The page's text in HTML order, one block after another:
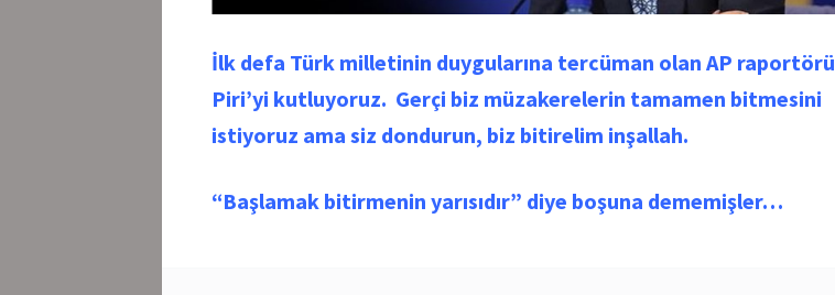
İlk defa Türk milletinin duygularına tercüman olan AP raportörü
Piri’yi kutluyoruz. Gerçi biz müzakerelerin tamamen bitmesini
istiyoruz ama siz dondurun, biz bitirelim inşallah.
“Başlamak bitirmenin yarısıdır” diye boşuna dememişler…